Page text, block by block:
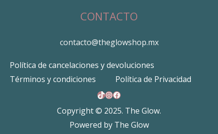
CONTACTO
contacto@theglowshop.mx
Política de cancelaciones y devoluciones
Términos y condiciones
Política de Privacidad
TikTok
Instagram
Facebook
Copyright © 2025. The Glow.
Powered by The Glow